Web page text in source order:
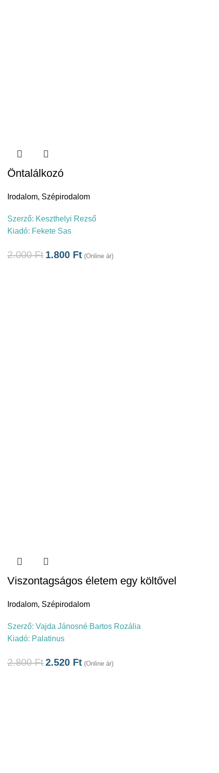
Öntalálkozó
Irodalom, Szépirodalom
Szerző: Keszthelyi Rezső
Kiadó: Fekete Sas
2.000Ft 1.800 Ft (Online ár)
Viszontagságos életem egy költővel
Irodalom, Szépirodalom
Szerző: Vajda Jánosné Bartos Rozália
Kiadó: Palatinus
2.800Ft2.520 Ft (Online ár)